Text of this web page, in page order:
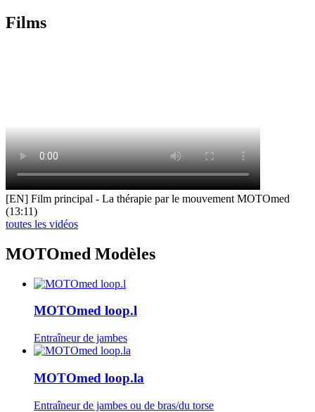
Films
[EN] Film principal - La thérapie par le mouvement MOTOmed
(13:11)
toutes les vidéos
MOTOmed Modèles
MOTOmed loop.l
Entraîneur de jambes
MOTOmed loop.la
Entraîneur de jambes ou de bras/du torse